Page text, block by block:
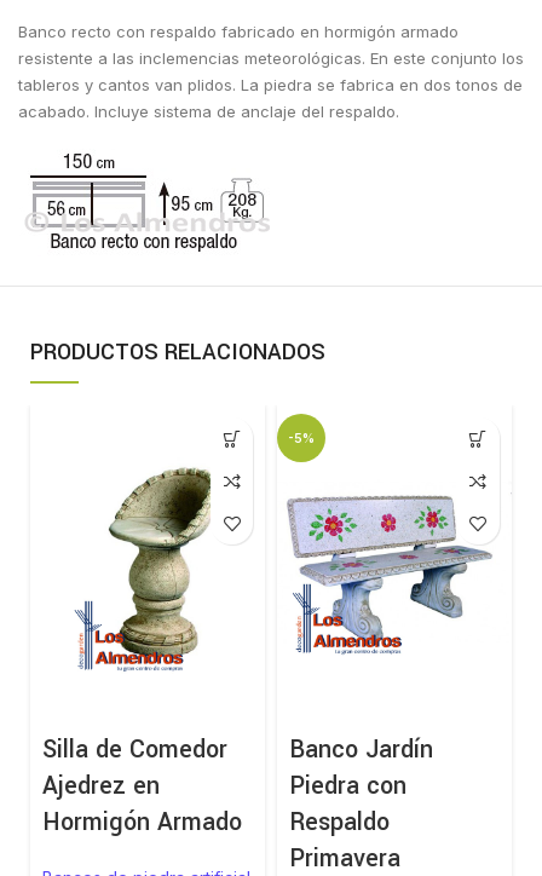
Banco recto con respaldo fabricado en hormigón armado
resistente a las inclemencias meteorológicas. En este conjunto los
tableros y cantos van plidos. La piedra se fabrica en dos tonos de
acabado. Incluye sistema de anclaje del respaldo.
PRODUCTOS RELACIONADOS
Silla de Comedor
Ajedrez en
Hormigón Armado
-5%
Banco Jardín
Piedra con
Respaldo
Primavera